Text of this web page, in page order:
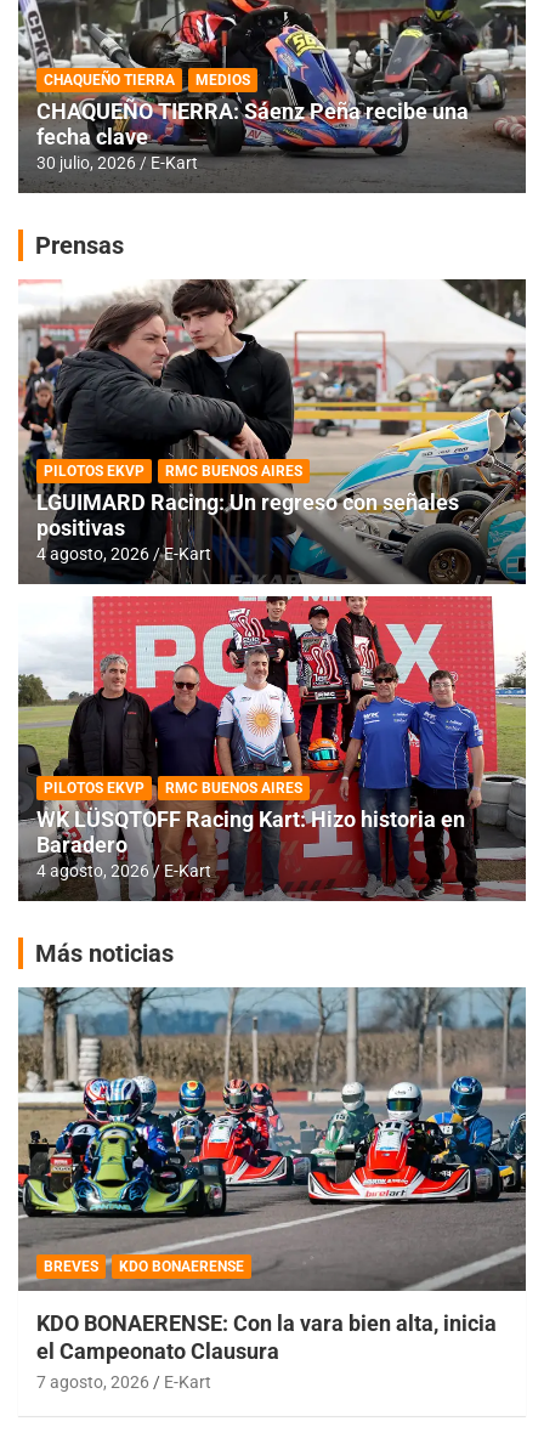
CHAQUEÑO TIERRA MEDIOS
CHAQUEÑO TIERRA: Sáenz Peña recibe una
fecha clave
30 julio, 2026 E-Kart
Prensas
PILOTOS EKVP RMC BUENOS AIRES
LGUIMARD Racing: Un regreso con señales
positivas
4 agosto, 2026 E-Kart
PILOTOS EKVP RMC BUENOS AIRES
WK LÜSQTOFF Racing Kart: Hizo historia en
Baradero
4 agosto, 2026 E-Kart
Más noticias
BREVES KDO BONAERENSE
KDO BONAERENSE: Con la vara bien alta, inicia
el Campeonato Clausura
7 agosto, 2026 E-Kart